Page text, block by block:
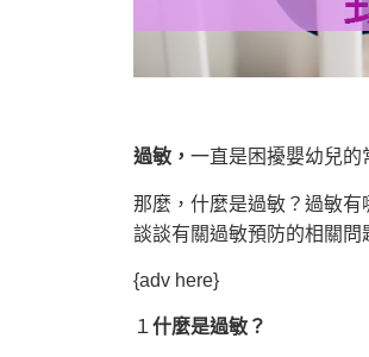
過敏， 一直是困擾嬰幼兒的
那麼，什麼是過敏？過敏
談談有關過敏預防的相關問
{adv here}
１什麼是過敏？